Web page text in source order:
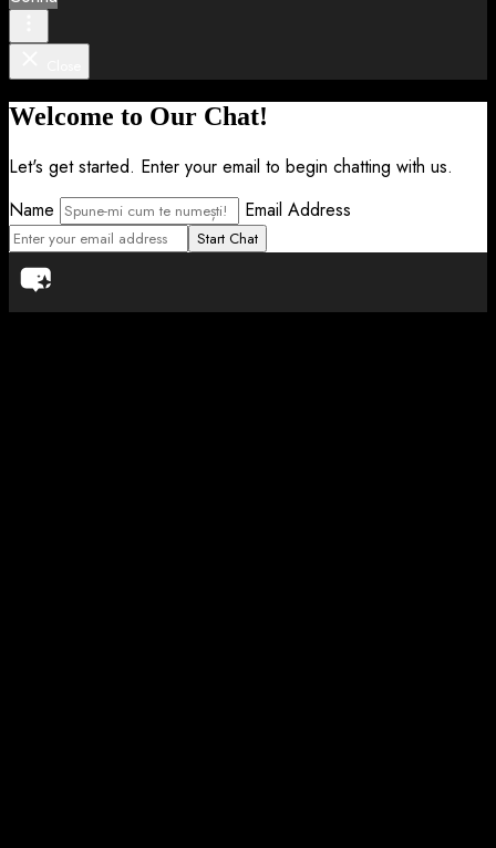
Welcome to Our Chat!
Let's get started. Enter your email to begin chatting with us.
Name
Email Address
Start Chat